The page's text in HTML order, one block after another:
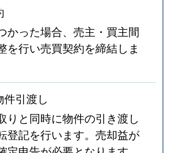
かった場合、売主・買主間
を行い売買契約を締結しま
引渡し
りと同時に物件の引き渡し
登記を行います。売却益が